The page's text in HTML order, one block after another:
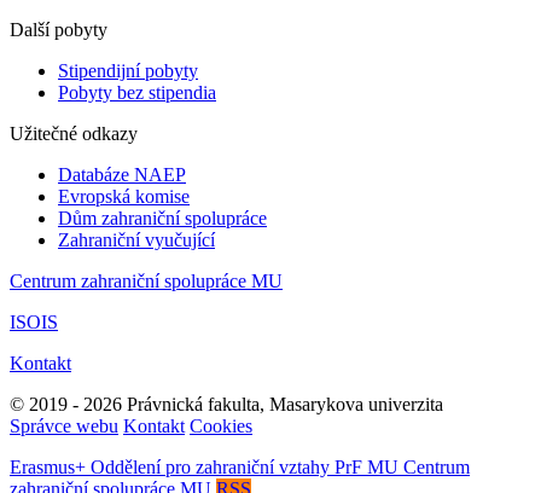
Další pobyty
Stipendijní pobyty
Pobyty bez stipendia
Užitečné odkazy
Databáze NAEP
Evropská komise
Dům zahraniční spolupráce
Zahraniční vyučující
Centrum zahraniční spolupráce MU
ISOIS
Kontakt
© 2019 - 2026 Právnická fakulta, Masarykova univerzita
Správce webu Kontakt Cookies
Erasmus+ Oddělení pro zahraniční vztahy PrF MU Centrum
zahraniční spolupráce MU RSS